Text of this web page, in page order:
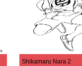
Shikamaru Nara 2